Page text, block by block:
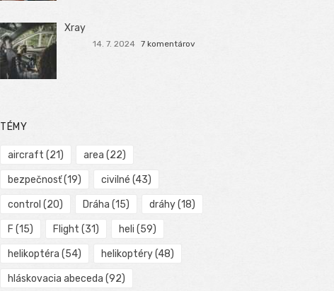
Xray
14. 7. 2024 7 komentárov
TÉMY
aircraft (21) area (22)
bezpečnosť(19) civilné (43)
control (20) Dráha (15) dráhy(18)
F (15) Flight (31) heli (59)
helikoptéra (54) helikoptéry(48)
hláskovacia abeceda (92)